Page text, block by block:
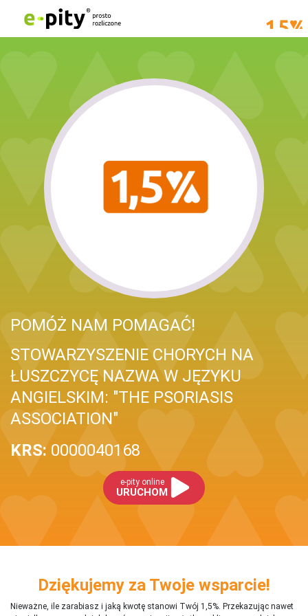
POMÓŻ NAM POMAGAĆ!
STOWARZYSZENIE CHORYCH NA
ŁUSZCZYCĘ NAZWA W JĘZYKU
ANGIELSKIM: "THE PSORIASIS
ASSOCIATION"
KRS: 0000040168
e-pity online
URUCHOM
Dziękujemy za Twoje wsparcie!
Nieważne, ile zarabiasz i jaką kwotę stanowi Twój 1,5%. Przekazując nawet